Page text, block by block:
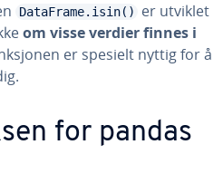
DataFrame.isin()
er utviklet
om visse verdier finnes i
er spesielt nyttig for å
for pandas